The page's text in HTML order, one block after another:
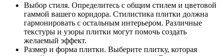
Выбор стиля. Определитесь с общим стилем и цветовой
гаммой вашего коридора. Стилистика плитки должна
гармонировать с остальным интерьером. Различные
текстуры и узоры плитки могут помочь создать
желаемый эффект.
Размер и форма плитки. Выберите плитку, которая